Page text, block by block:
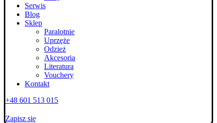
Serwis
Blog
Sklep
Paralotnie
Uprzęże
Odzież
Akcesoria
Literatura
Vouchery
Kontakt
+48 601 513 015
Zapisz się